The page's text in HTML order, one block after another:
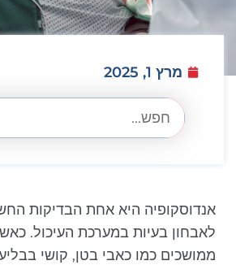
מרץ 1, 2025
אנדוסקופיה היא אחת הבדיקות
לאבחון בעיות במערכת העיכול.
ממושכים כמו כאבי בטן, קושי